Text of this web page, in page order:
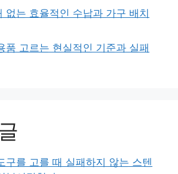
없는 효율적인 수납과 가구 배치
품 고르는 현실적인 기준과 실패
구를 고를 때 실패하지 않는 스텐